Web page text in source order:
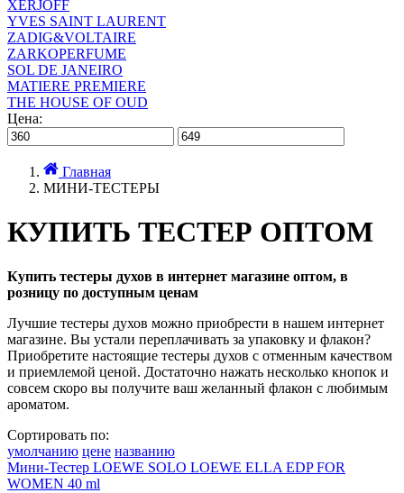
XERJOFF
YVES SAINT LAURENT
ZADIG&VOLTAIRE
ZARKOPERFUME
SOL DE JANEIRO
MATIERE PREMIERE
THE HOUSE OF OUD
Цена:
Главная
МИНИ-ТЕСТЕРЫ
КУПИТЬ ТЕСТЕР ОПТОМ
Купить тестеры духов в интернет магазине оптом, в
розницу по доступным ценам
Лучшие тестеры духов можно приобрести в нашем интернет
магазине. Вы устали переплачивать за упаковку и флакон?
Приобретите настоящие тестеры духов с отменным качеством
и приемлемой ценой. Достаточно нажать несколько кнопок и
совсем скоро вы получите ваш желанный флакон с любимым
ароматом.
Сортировать по:
умолчанию цене названию
Мини-Тестер LOEWE SOLO LOEWE ELLA EDP FOR
WOMEN 40 ml